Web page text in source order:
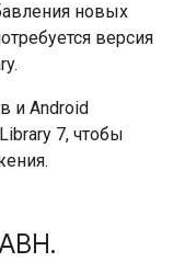
новых
версия
и Android
7, чтобы
.